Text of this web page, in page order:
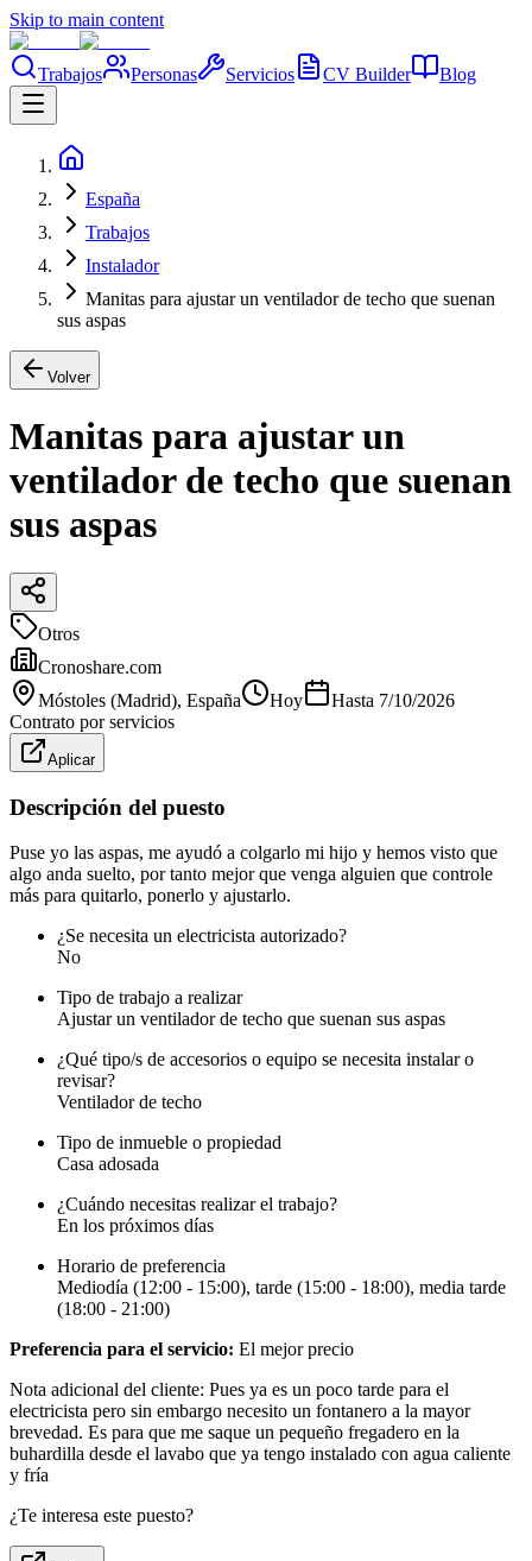
Skip to main content
Trabajos Personas Servicios CV Builder Blog
España
Trabajos
Instalador
Manitas para ajustar un ventilador de techo que suenan
sus aspas
Volver
Manitas para ajustar un
ventilador de techo que suenan
sus aspas
Otros
Cronoshare.com
Móstoles (Madrid), España Hoy Hasta 7/10/2026
Contrato por servicios
Aplicar
Descripción del puesto
Puse yo las aspas, me ayudó a colgarlo mi hijo y hemos visto que
algo anda suelto, por tanto mejor que venga alguien que controle
más para quitarlo, ponerlo y ajustarlo.
¿Se necesita un electricista autorizado?
No
Tipo de trabajo a realizar
Ajustar un ventilador de techo que suenan sus aspas
¿Qué tipo/s de accesorios o equipo se necesita instalar o
revisar?
Ventilador de techo
Tipo de inmueble o propiedad
Casa adosada
¿Cuándo necesitas realizar el trabajo?
En los próximos días
Horario de preferencia
Mediodía (12:00 - 15:00), tarde (15:00 - 18:00), media tarde
(18:00 - 21:00)
Preferencia para el servicio: El mejor precio
Nota adicional del cliente: Pues ya es un poco tarde para el
electricista pero sin embargo necesito un fontanero a la mayor
brevedad. Es para que me saque un pequeño fregadero en la
buhardilla desde el lavabo que ya tengo instalado con agua caliente
y fría
¿Te interesa este puesto?